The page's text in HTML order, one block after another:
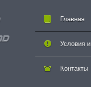
Главная
Контакты
Условия